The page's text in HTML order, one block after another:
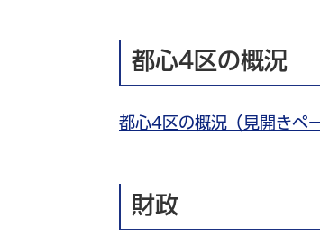
都心4区の概況
都心4区の概況（見開きペ
財政